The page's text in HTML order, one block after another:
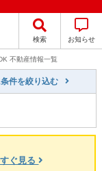
検索 お知らせ
不動産情報一覧
件を絞り込む
ぐ見る